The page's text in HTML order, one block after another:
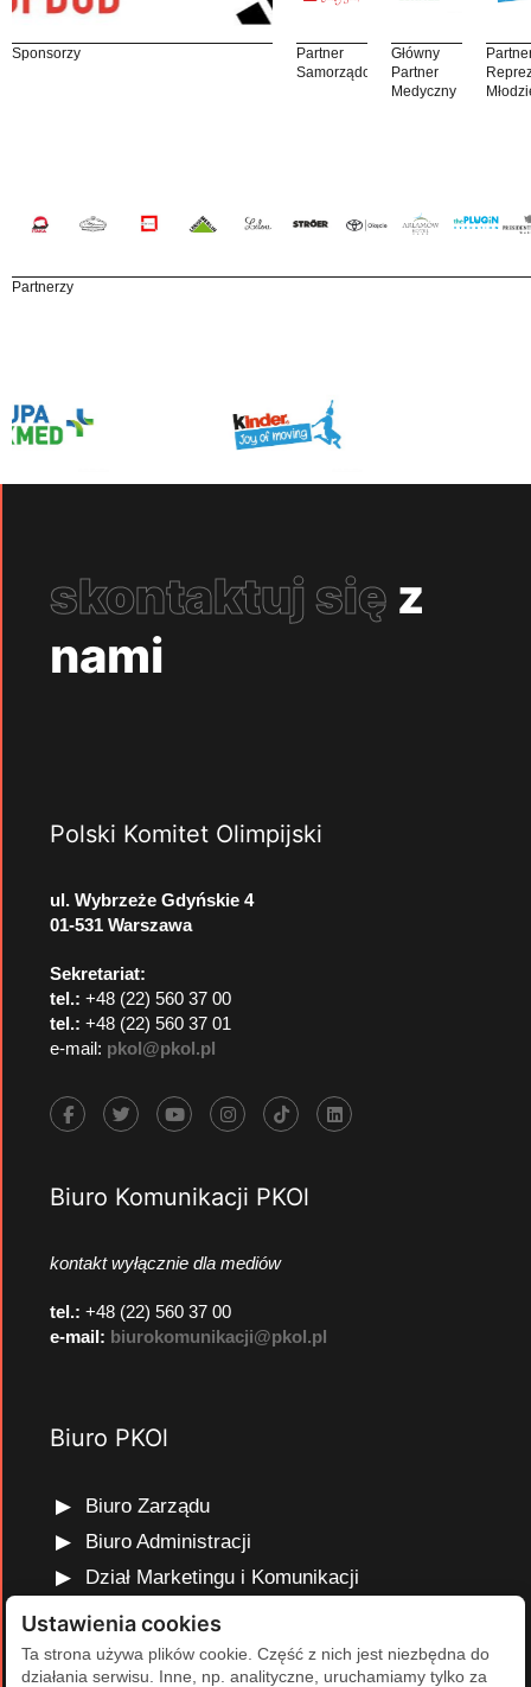
Sponsorzy
Partner
Samorządowy
Główny
Partner
Medyczny
Partnerzy
skontaktuj się z
nami
Polski Komitet Olimpijski
ul. Wybrzeże Gdyńskie 4
01-531 Warszawa
Sekretariat:
tel.: +48 (22) 560 37 00
tel.: +48 (22) 560 37 01
e-mail: pkol@pkol.pl
Biuro Komunikacji PKOl
kontakt wyłącznie dla mediów
tel.: +48 (22) 560 37 00
e-mail: biurokomunikacji@pkol.pl
Biuro PKOl
Biuro Zarządu
Biuro Administracji
Dział Marketingu i Komunikacji
Dział Edukacji Olimpijskiej
Dział Finansów i Kadr
Ustawienia cookies
Ta strona używa plików cookie. Część z nich jest niezbędna do
działania serwisu. Inne, np. analityczne, uruchamiamy tylko za